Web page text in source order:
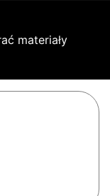
materiały